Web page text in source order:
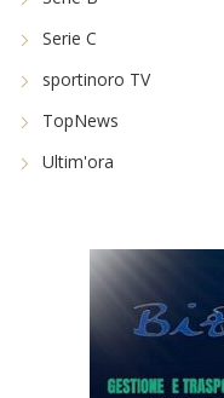
Serie C
sportinoro TV
TopNews
Ultim'ora